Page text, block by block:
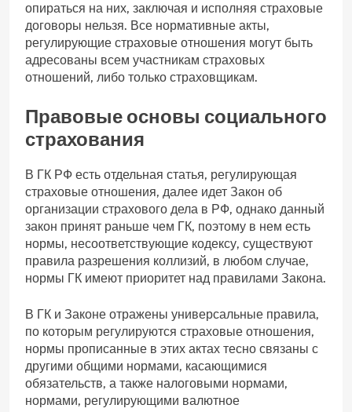
опираться на них, заключая и исполняя страховые
договоры нельзя. Все нормативные акты,
регулирующие страховые отношения могут быть
адресованы всем участникам страховых
отношений, либо только страховщикам.
Правовые основы социального
страхования
В ГК РФ есть отдельная статья, регулирующая
страховые отношения, далее идет Закон об
организации страхового дела в РФ, однако данный
закон принят раньше чем ГК, поэтому в нем есть
нормы, несоответствующие кодексу, существуют
правила разрешения коллизий, в любом случае,
нормы ГК имеют приоритет над правилами Закона.
В ГК и Законе отражены универсальные правила,
по которым регулируются страховые отношения,
нормы прописанные в этих актах тесно связаны с
другими общими нормами, касающимися
обязательств, а также налоговыми нормами,
нормами, регулирующими валютное